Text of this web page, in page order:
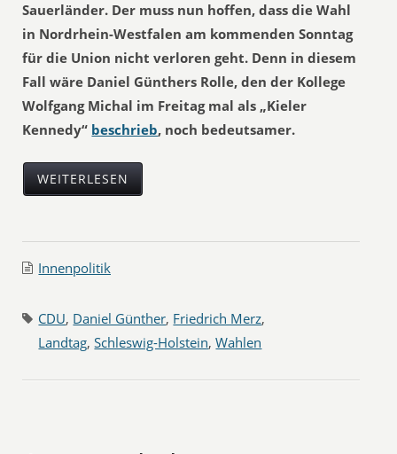
Sauerländer. Der muss nun hoffen, dass die Wahl
in Nordrhein-Westfalen am kommenden Sonntag
für die Union nicht verloren geht. Denn in diesem
Fall wäre Daniel Günthers Rolle, den der Kollege
Wolfgang Michal im Freitag mal als „Kieler
Kennedy“ beschrieb, noch bedeutsamer.
WEITERLESEN
Innenpolitik
CDU, Daniel Günther, Friedrich Merz,
Landtag,Schleswig-Holstein,Wahlen